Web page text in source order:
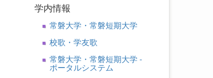
学内情報
常磐大学・常磐短期大学
校歌・学友歌
常磐大学・常磐短期大学 -
ポータルシステム